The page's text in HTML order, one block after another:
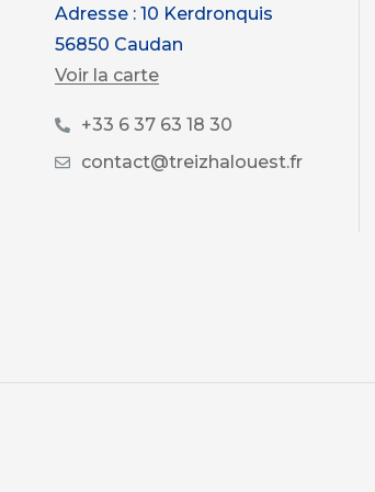
Adresse : 10 Kerdronquis
56850 Caudan
Voir la carte
+33 6 37 63 18 30
contact@treizhalouest.fr